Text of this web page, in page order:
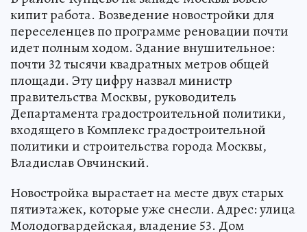
кипит работа. Возведение новостройки для
переселенцев по программе реновации почти
идет полным ходом. Здание внушительное:
почти 32 тысячи квадратных метров общей
площади. Эту цифру назвал министр
правительства Москвы, руководитель
Департамента градостроительной политики,
входящего в Комплекс градостроительной
политики и строительства города Москвы,
Владислав Овчинский.
Новостройка вырастает на месте двух старых
пятиэтажек, которые уже снесли. Адрес: улица
Молодогвардейская, владение 53. Дом